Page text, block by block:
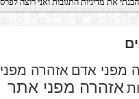
מפני אדם אזהרה מפני
אזהרה מפני אתר